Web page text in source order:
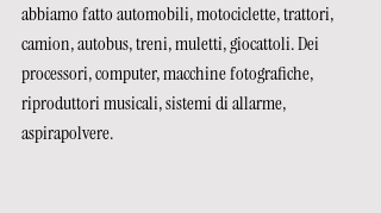
abbiamo fatto automobili, motociclette, trattori,
camion, autobus, treni, muletti, giocattoli. Dei
processori, computer, macchine fotografiche,
riproduttori musicali, sistemi di allarme,
aspirapolvere.